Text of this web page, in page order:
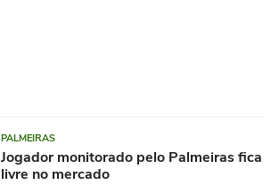
PALMEIRAS
Jogador monitorado pelo Palmeiras fica
livre no mercado